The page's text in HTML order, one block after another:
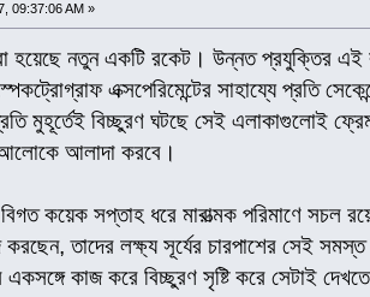
09:37:06 AM »
হয়েছে নতুন একটি রকেট। উন্নত প্রযুক্তির এই
এক্সপেরিমেন্টের সাহায্যে প্রতি
মুহূর্তেই বিচ্ছুরণ ঘটছে সেই এলাকাগুলোই
আলাদা করবে।
বিগত কয়েক সপ্তাহ ধরে মারাত্মক পরিমাণে
তাদের লক্ষ্য সূর্যের চারপাশের সেই সমস্ত
কাজ করে বিচ্ছুরণ সৃষ্টি করে সেটাই দেখতে